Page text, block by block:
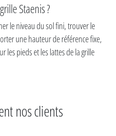
Staenis ?
le niveau du sol fini, trouver le
une hauteur de référence fixe,
les pieds et les lattes de la grille
nos clients